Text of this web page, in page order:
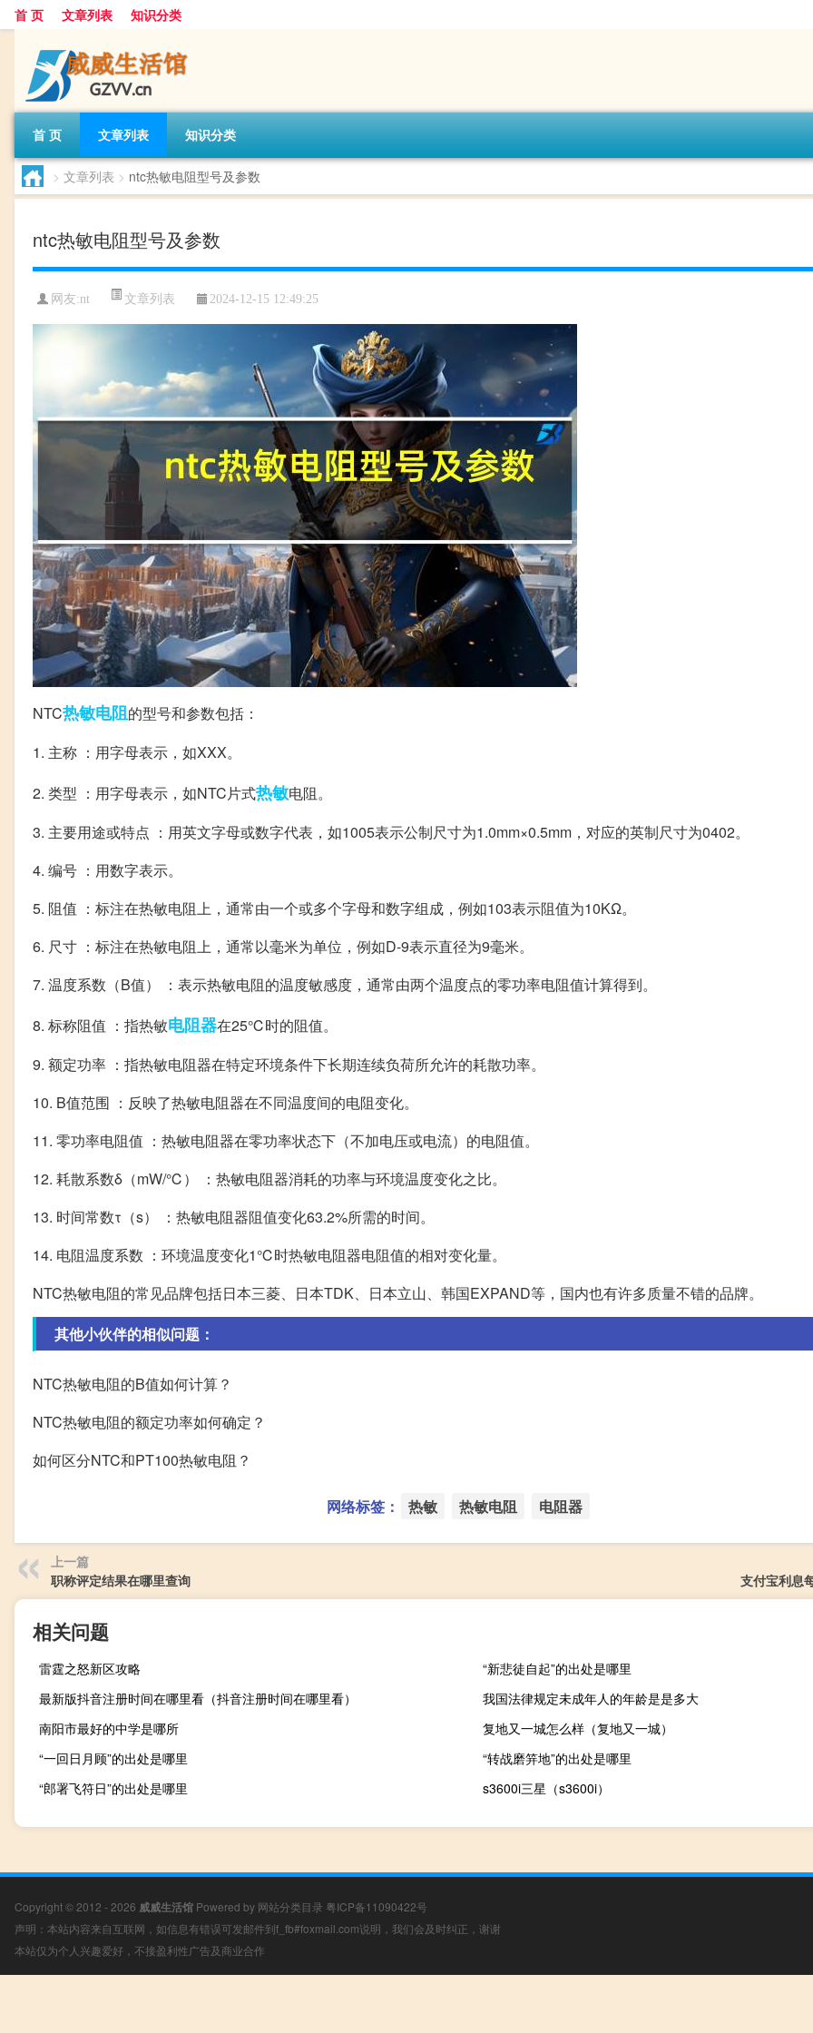
首 页 文章列表 知识分类
首 页 文章列表 知识分类
> 文章列表 > ntc热敏电阻型号及参数
ntc热敏电阻型号及参数
网友:nt 文章列表 2024-12-15 12:49:25
NTC热敏电阻的型号和参数包括：
1. 主称 ：用字母表示，如XXX。
2. 类型 ：用字母表示，如NTC片式热敏电阻。
3. 主要用途或特点 ：用英文字母或数字代表，如1005表示公制尺寸为1.0mm×0.5mm，对应的英制尺寸为0402。
4. 编号 ：用数字表示。
5. 阻值 ：标注在热敏电阻上，通常由一个或多个字母和数字组成，例如103表示阻值为10KΩ。
6. 尺寸 ：标注在热敏电阻上，通常以毫米为单位，例如D-9表示直径为9毫米。
7. 温度系数（B值） ：表示热敏电阻的温度敏感度，通常由两个温度点的零功率电阻值计算得到。
8. 标称阻值 ：指热敏电阻器在25℃时的阻值。
9. 额定功率 ：指热敏电阻器在特定环境条件下长期连续负荷所允许的耗散功率。
10. B值范围 ：反映了热敏电阻器在不同温度间的电阻变化。
11. 零功率电阻值 ：热敏电阻器在零功率状态下（不加电压或电流）的电阻值。
12. 耗散系数δ（mW/℃） ：热敏电阻器消耗的功率与环境温度变化之比。
13. 时间常数τ（s） ：热敏电阻器阻值变化63.2%所需的时间。
14. 电阻温度系数 ：环境温度变化1℃时热敏电阻器电阻值的相对变化量。
NTC热敏电阻的常见品牌包括日本三菱、日本TDK、日本立山、韩国EXPAND等，国内也有许多质量不错的品牌。
其他小伙伴的相似问题：
NTC热敏电阻的B值如何计算？
NTC热敏电阻的额定功率如何确定？
如何区分NTC和PT100热敏电阻？
网络标签： 热敏 热敏电阻 电阻器
上一篇
职称评定结果在哪里查询
支付宝利息
相关问题
雷霆之怒新区攻略
“新悲徒自起”的出处是哪里
最新版抖音注册时间在哪里看（抖音注册时间在哪里看）
我国法律规定未成年人的年龄是是多大
南阳市最好的中学是哪所
复地又一城怎么样（复地又一城）
“一回日月顾”的出处是哪里
“转战磨笄地”的出处是哪里
“郎署飞符日”的出处是哪里
s3600i三星（s3600i）
Copyright © 2012 - 2026 威威生活馆 Powered by 网站分类目录 粤ICP备11090422号
声明：本站内容来自互联网，如信息有错误可发邮件到f_fb#foxmail.com说明，我们会及时纠正，谢谢
本站仅为个人兴趣爱好，不接盈利性广告及商业合作